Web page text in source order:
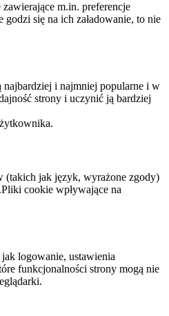
m.in. preferencje
się na ich załadowanie, to nie
najbardziej i najmniej popularne i w
strony i uczynić ją bardziej
(takich jak język, wyrażone zgody)
cookie wpływające na
logowanie, ustawienia
funkcjonalności strony mogą nie